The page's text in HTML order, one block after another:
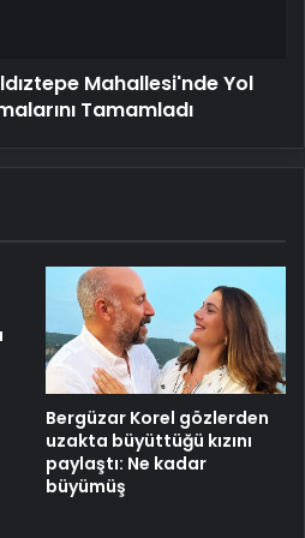
Mahallesi'nde Yol
Tamamladı
Bergüzar Korel gözlerden
uzakta büyüttüğü kızını
paylaştı: Ne kadar
büyümüş